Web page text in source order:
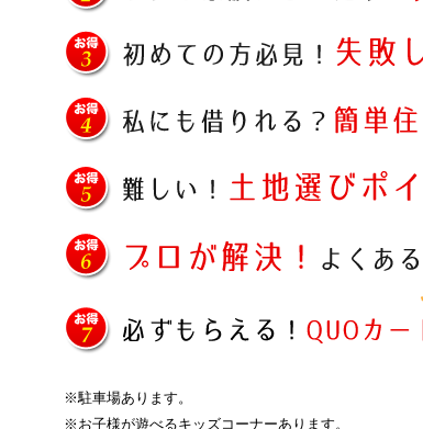
※駐車場あります。
※お子様が遊べるキッズコーナーあります。